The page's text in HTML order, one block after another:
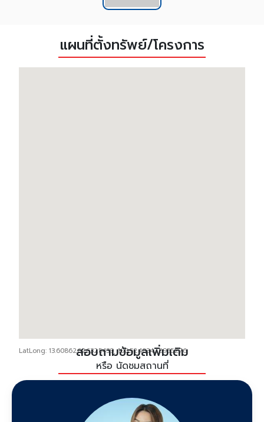
แผนที่ตั้งทรัพย์/โครงการ
LatLong: 13.60862626325439, 100.52403428955276
สอบถามข้อมูลเพิ่มเติม
หรือ นัดชมสถานที่